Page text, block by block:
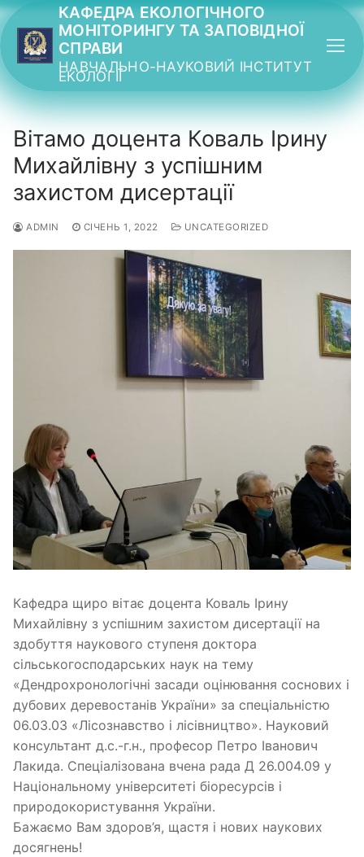
Перейти
до
вмісту
КАФЕДРА ЕКОЛОГІЧНОГО
МОНІТОРИНГУ ТА ЗАПОВІДНОЇ
СПРАВИ
НАВЧАЛЬНО-НАУКОВИЙ ІНСТИТУТ
ЕКОЛОГІЇ
Вітамо доцента Коваль Ірину
Михайлівну з успішним
захистом дисертації
ADMIN СІЧЕНЬ 1, 2022 UNCATEGORIZED
Кафедра щиро вітає доцента Коваль Ірину
Михайлівну з успішним захистом дисертації на
здобуття наукового ступеня доктора
сільськогосподарських наук на тему
«Дендрохронологічні засади оцінювання соснових і
дубових деревостанів України» за спеціальністю
06.03.03 «Лісознавство і лісівництво». Науковий
консультант д.с.-г.н., професор Петро Іванович
Лакида. Cпеціалізована вчена рада Д 26.004.09 у
Національному університеті біоресурсів і
природокористування України.
Бажаємо Вам здоров’я, щастя і нових наукових
досягнень!